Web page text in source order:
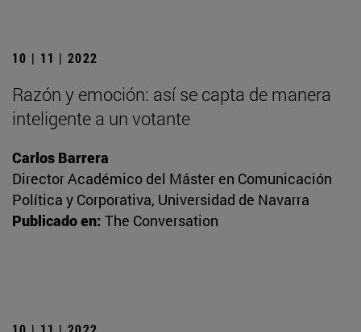
10 | 11 | 2022
Razón y emoción: así se capta de manera
inteligente a un votante
Carlos Barrera
Director Académico del Máster en Comunicación
Política y Corporativa, Universidad de Navarra
Publicado en: The Conversation